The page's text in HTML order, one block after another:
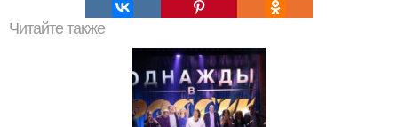
Читайте также